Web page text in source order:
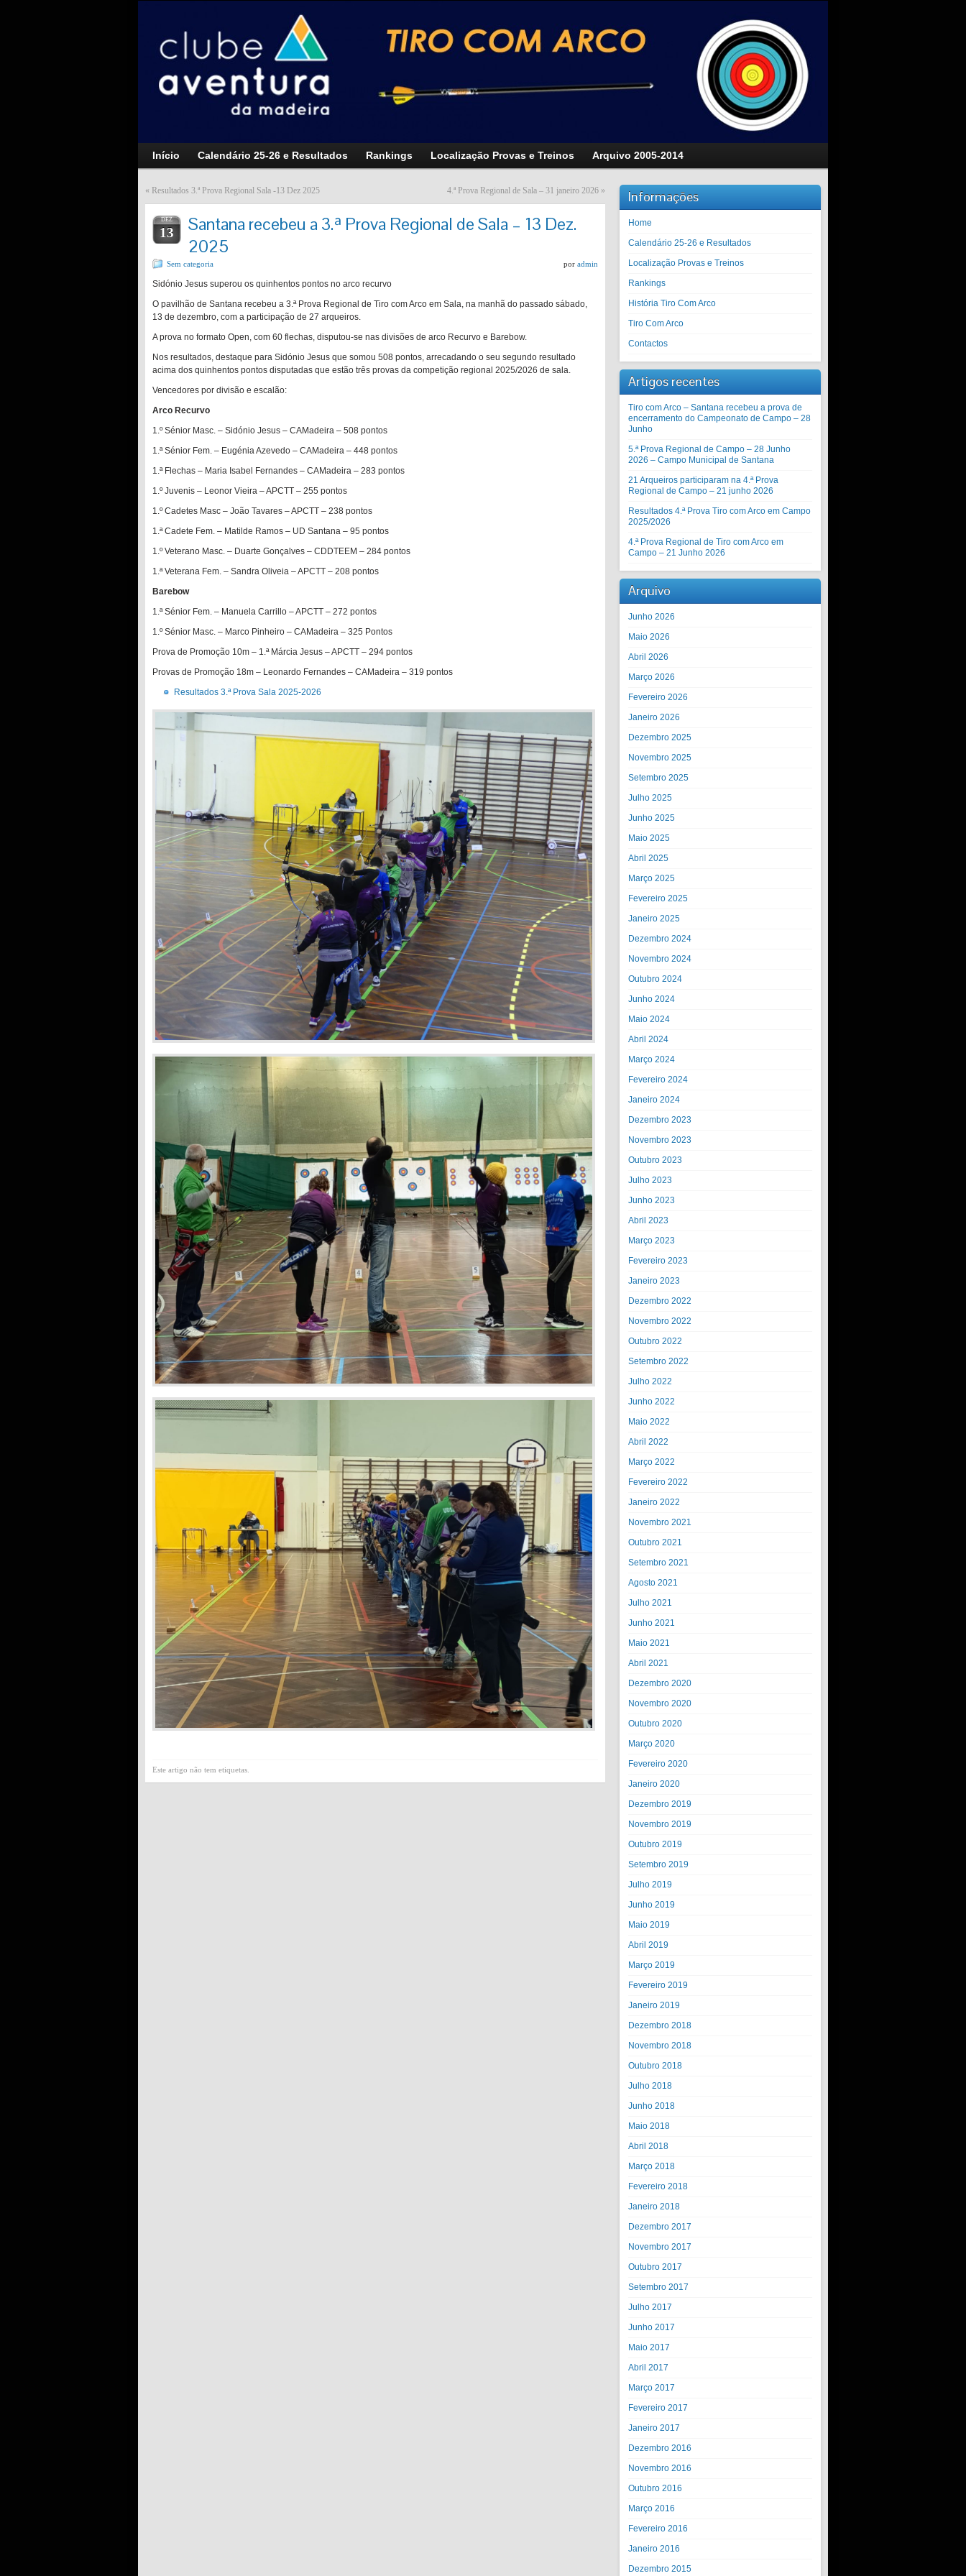
Início Calendário 25-26 e Resultados Rankings Localização Provas e Treinos Arquivo 2005-2014
« Resultados 3.ª Prova Regional Sala -13 Dez 2025 4.ª Prova Regional de Sala – 31 janeiro 2026 »
DEZ
13
Santana recebeu a 3.ª Prova Regional de Sala – 13 Dez.
2025
Sem categoria por admin
Sidónio Jesus superou os quinhentos pontos no arco recurvo
O pavilhão de Santana recebeu a 3.ª Prova Regional de Tiro com Arco em Sala, na manhã do passado sábado,
13 de dezembro, com a participação de 27 arqueiros.
A prova no formato Open, com 60 flechas, disputou-se nas divisões de arco Recurvo e Barebow.
Nos resultados, destaque para Sidónio Jesus que somou 508 pontos, arrecadando o seu segundo resultado
acima dos quinhentos pontos disputadas que estão três provas da competição regional 2025/2026 de sala.
Vencedores por divisão e escalão:
Arco Recurvo
1.º Sénior Masc. – Sidónio Jesus – CAMadeira – 508 pontos
1.ª Sénior Fem. – Eugénia Azevedo – CAMadeira – 448 pontos
1.ª Flechas – Maria Isabel Fernandes – CAMadeira – 283 pontos
1.º Juvenis – Leonor Vieira – APCTT – 255 pontos
1.º Cadetes Masc – João Tavares – APCTT – 238 pontos
1.ª Cadete Fem. – Matilde Ramos – UD Santana – 95 pontos
1.º Veterano Masc. – Duarte Gonçalves – CDDTEEM – 284 pontos
1.ª Veterana Fem. – Sandra Oliveia – APCTT – 208 pontos
Barebow
1.ª Sénior Fem. – Manuela Carrillo – APCTT – 272 pontos
1.º Sénior Masc. – Marco Pinheiro – CAMadeira – 325 Pontos
Prova de Promoção 10m – 1.ª Márcia Jesus – APCTT – 294 pontos
Provas de Promoção 18m – Leonardo Fernandes – CAMadeira – 319 pontos
Resultados 3.ª Prova Sala 2025-2026
Este artigo não tem etiquetas.
Informações
Home
Calendário 25-26 e Resultados
Localização Provas e Treinos
Rankings
História Tiro Com Arco
Tiro Com Arco
Contactos
Artigos recentes
Tiro com Arco – Santana recebeu a prova de
encerramento do Campeonato de Campo – 28
Junho
5.ª Prova Regional de Campo – 28 Junho
2026 – Campo Municipal de Santana
21 Arqueiros participaram na 4.ª Prova
Regional de Campo – 21 junho 2026
Resultados 4.ª Prova Tiro com Arco em Campo
2025/2026
4.ª Prova Regional de Tiro com Arco em
Campo – 21 Junho 2026
Arquivo
Junho 2026
Maio 2026
Abril 2026
Março 2026
Fevereiro 2026
Janeiro 2026
Dezembro 2025
Novembro 2025
Setembro 2025
Julho 2025
Junho 2025
Maio 2025
Abril 2025
Março 2025
Fevereiro 2025
Janeiro 2025
Dezembro 2024
Novembro 2024
Outubro 2024
Junho 2024
Maio 2024
Abril 2024
Março 2024
Fevereiro 2024
Janeiro 2024
Dezembro 2023
Novembro 2023
Outubro 2023
Julho 2023
Junho 2023
Abril 2023
Março 2023
Fevereiro 2023
Janeiro 2023
Dezembro 2022
Novembro 2022
Outubro 2022
Setembro 2022
Julho 2022
Junho 2022
Maio 2022
Abril 2022
Março 2022
Fevereiro 2022
Janeiro 2022
Novembro 2021
Outubro 2021
Setembro 2021
Agosto 2021
Julho 2021
Junho 2021
Maio 2021
Abril 2021
Dezembro 2020
Novembro 2020
Outubro 2020
Março 2020
Fevereiro 2020
Janeiro 2020
Dezembro 2019
Novembro 2019
Outubro 2019
Setembro 2019
Julho 2019
Junho 2019
Maio 2019
Abril 2019
Março 2019
Fevereiro 2019
Janeiro 2019
Dezembro 2018
Novembro 2018
Outubro 2018
Julho 2018
Junho 2018
Maio 2018
Abril 2018
Março 2018
Fevereiro 2018
Janeiro 2018
Dezembro 2017
Novembro 2017
Outubro 2017
Setembro 2017
Julho 2017
Junho 2017
Maio 2017
Abril 2017
Março 2017
Fevereiro 2017
Janeiro 2017
Dezembro 2016
Novembro 2016
Outubro 2016
Março 2016
Fevereiro 2016
Janeiro 2016
Dezembro 2015